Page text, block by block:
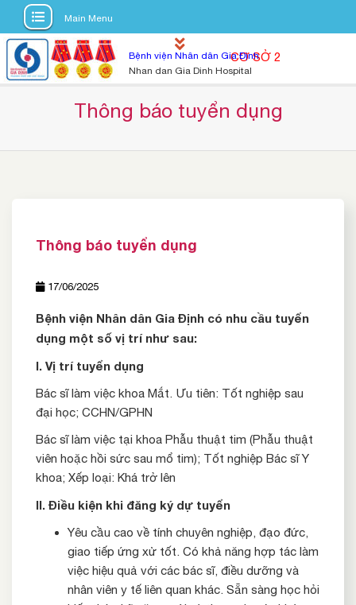
S
Main Menu
Bệnh viện Nhân dân Gia Định
Nhan dan Gia Dinh Hospital
CƠ SỞ 2
Thông báo tuyển dụng
Thông báo tuyển dụng
17/06/2025
Bệnh viện Nhân dân Gia Định có nhu cầu tuyển
dụng một số vị trí như sau:
I. Vị trí tuyển dụng
Bác sĩ làm việc khoa Mắt. Ưu tiên: Tốt nghiệp sau
đại học; CCHN/GPHN
Bác sĩ làm việc tại khoa Phẫu thuật tim (Phẫu thuật
viên hoặc hồi sức sau mổ tim); Tốt nghiệp Bác sĩ Y
khoa; Xếp loại: Khá trở lên
II. Điều kiện khi đăng ký dự tuyển
Yêu cầu cao về tính chuyên nghiệp, đạo đức,
giao tiếp ứng xử tốt. Có khả năng hợp tác làm
việc hiệu quả với các bác sĩ, điều dưỡng và
nhân viên y tế liên quan khác. Sẵn sàng học hỏi